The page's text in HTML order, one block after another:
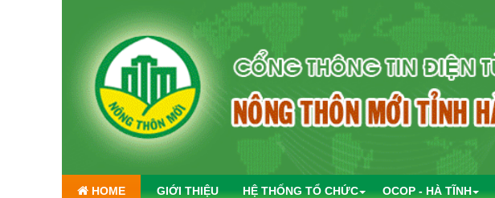
HOME GIỚI THIỆU HỆ THỐNG TỔ CHỨC OCOP - HÀ TĨNH